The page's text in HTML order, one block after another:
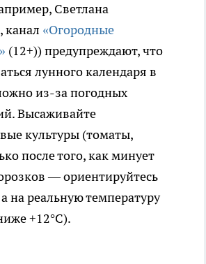
Светлана
канал «Огородные
(12+)) предупреждают, что
лунного календаря в
из-за погодных
Высаживайте
культуры (томаты,
после того, как минует
— ориентируйтесь
на реальную температуру
+12°C).